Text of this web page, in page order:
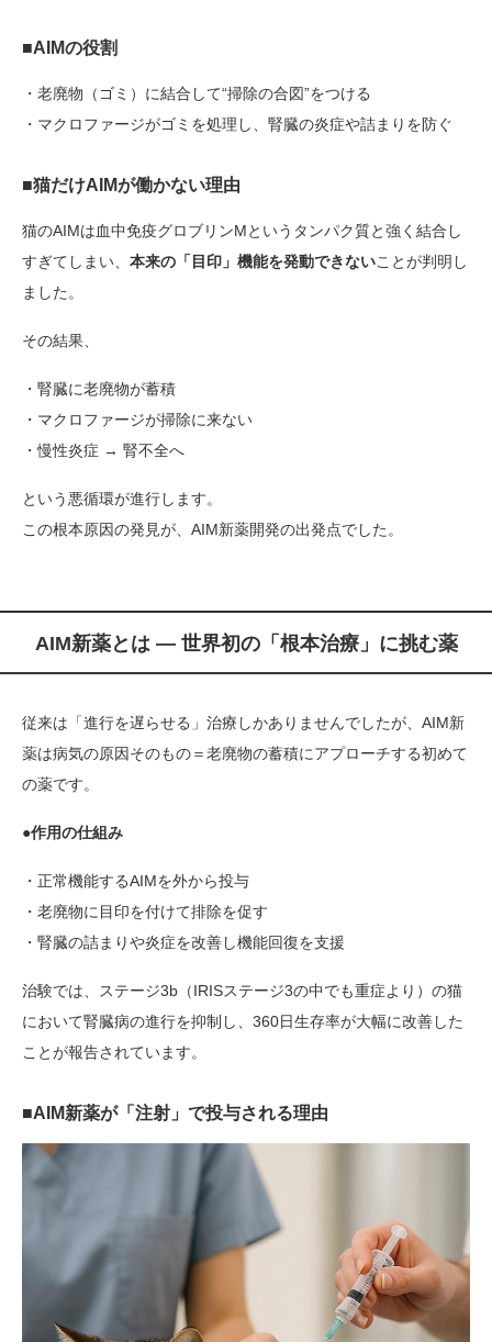
■AIMの役割
・老廃物（ゴミ）に結合して“掃除の合図”をつける
・マクロファージがゴミを処理し、腎臓の炎症や詰まりを防ぐ
■猫だけAIMが働かない理由
猫のAIMは血中免疫グロブリンMというタンパク質と強く結合し
すぎてしまい、 本来の「目印」機能を発動できないことが判明し
ました。
その結果、
・腎臓に老廃物が蓄積
・マクロファージが掃除に来ない
・慢性炎症 → 腎不全へ
という悪循環が進行します。
この根本原因の発見が、AIM新薬開発の出発点でした。
AIM新薬とは ― 世界初の「根本治療」に挑む薬
従来は「進行を遅らせる」治療しかありませんでしたが、AIM新
薬は病気の原因そのもの＝老廃物の蓄積にアプローチする初めて
の薬です。
●作用の仕組み
・正常機能するAIMを外から投与
・老廃物に目印を付けて排除を促す
・腎臓の詰まりや炎症を改善し機能回復を支援
治験では、ステージ3b（IRISステージ3の中でも重症より）の猫
において腎臓病の進行を抑制し、360日生存率が大幅に改善した
ことが報告されています。
■AIM新薬が「注射」で投与される理由